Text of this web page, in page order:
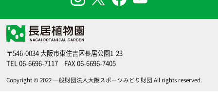
〒546-0034 大阪市東住吉区⻑居公園1-23
TEL06-6696-7117 FAX 06-6696-7405
Copyright © 2022一般財団法人大阪スポーツみどり財団.All rights reserved.